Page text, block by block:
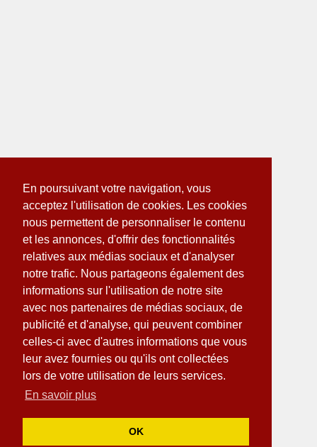
En poursuivant votre navigation, vous
acceptez l'utilisation de cookies. Les cookies
nous permettent de personnaliser le contenu
et les annonces, d'offrir des fonctionnalités
relatives aux médias sociaux et d'analyser
notre trafic. Nous partageons également des
informations sur l'utilisation de notre site
avec nos partenaires de médias sociaux, de
publicité et d'analyse, qui peuvent combiner
celles-ci avec d'autres informations que vous
leur avez fournies ou qu'ils ont collectées
lors de votre utilisation de leurs services.
En savoir plus
OK